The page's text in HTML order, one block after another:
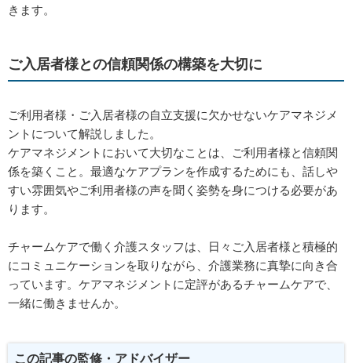
きます。
ご入居者様との信頼関係の構築を大切に
ご利用者様・ご入居者様の自立支援に欠かせないケアマネジメ
ントについて解説しました。
ケアマネジメントにおいて大切なことは、ご利用者様と信頼関
係を築くこと。最適なケアプランを作成するためにも、話しや
すい雰囲気やご利用者様の声を聞く姿勢を身につける必要があ
ります。
チャームケアで働く介護スタッフは、日々ご入居者様と積極的
にコミュニケーションを取りながら、介護業務に真摯に向き合
っています。ケアマネジメントに定評があるチャームケアで、
一緒に働きませんか。
この記事の監修・アドバイザー